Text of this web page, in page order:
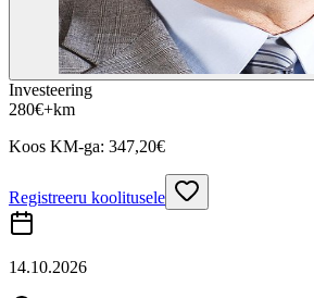
Investeering
280€+km
Koos KM-ga: 347,20€
Registreeru koolitusele
14.10.2026